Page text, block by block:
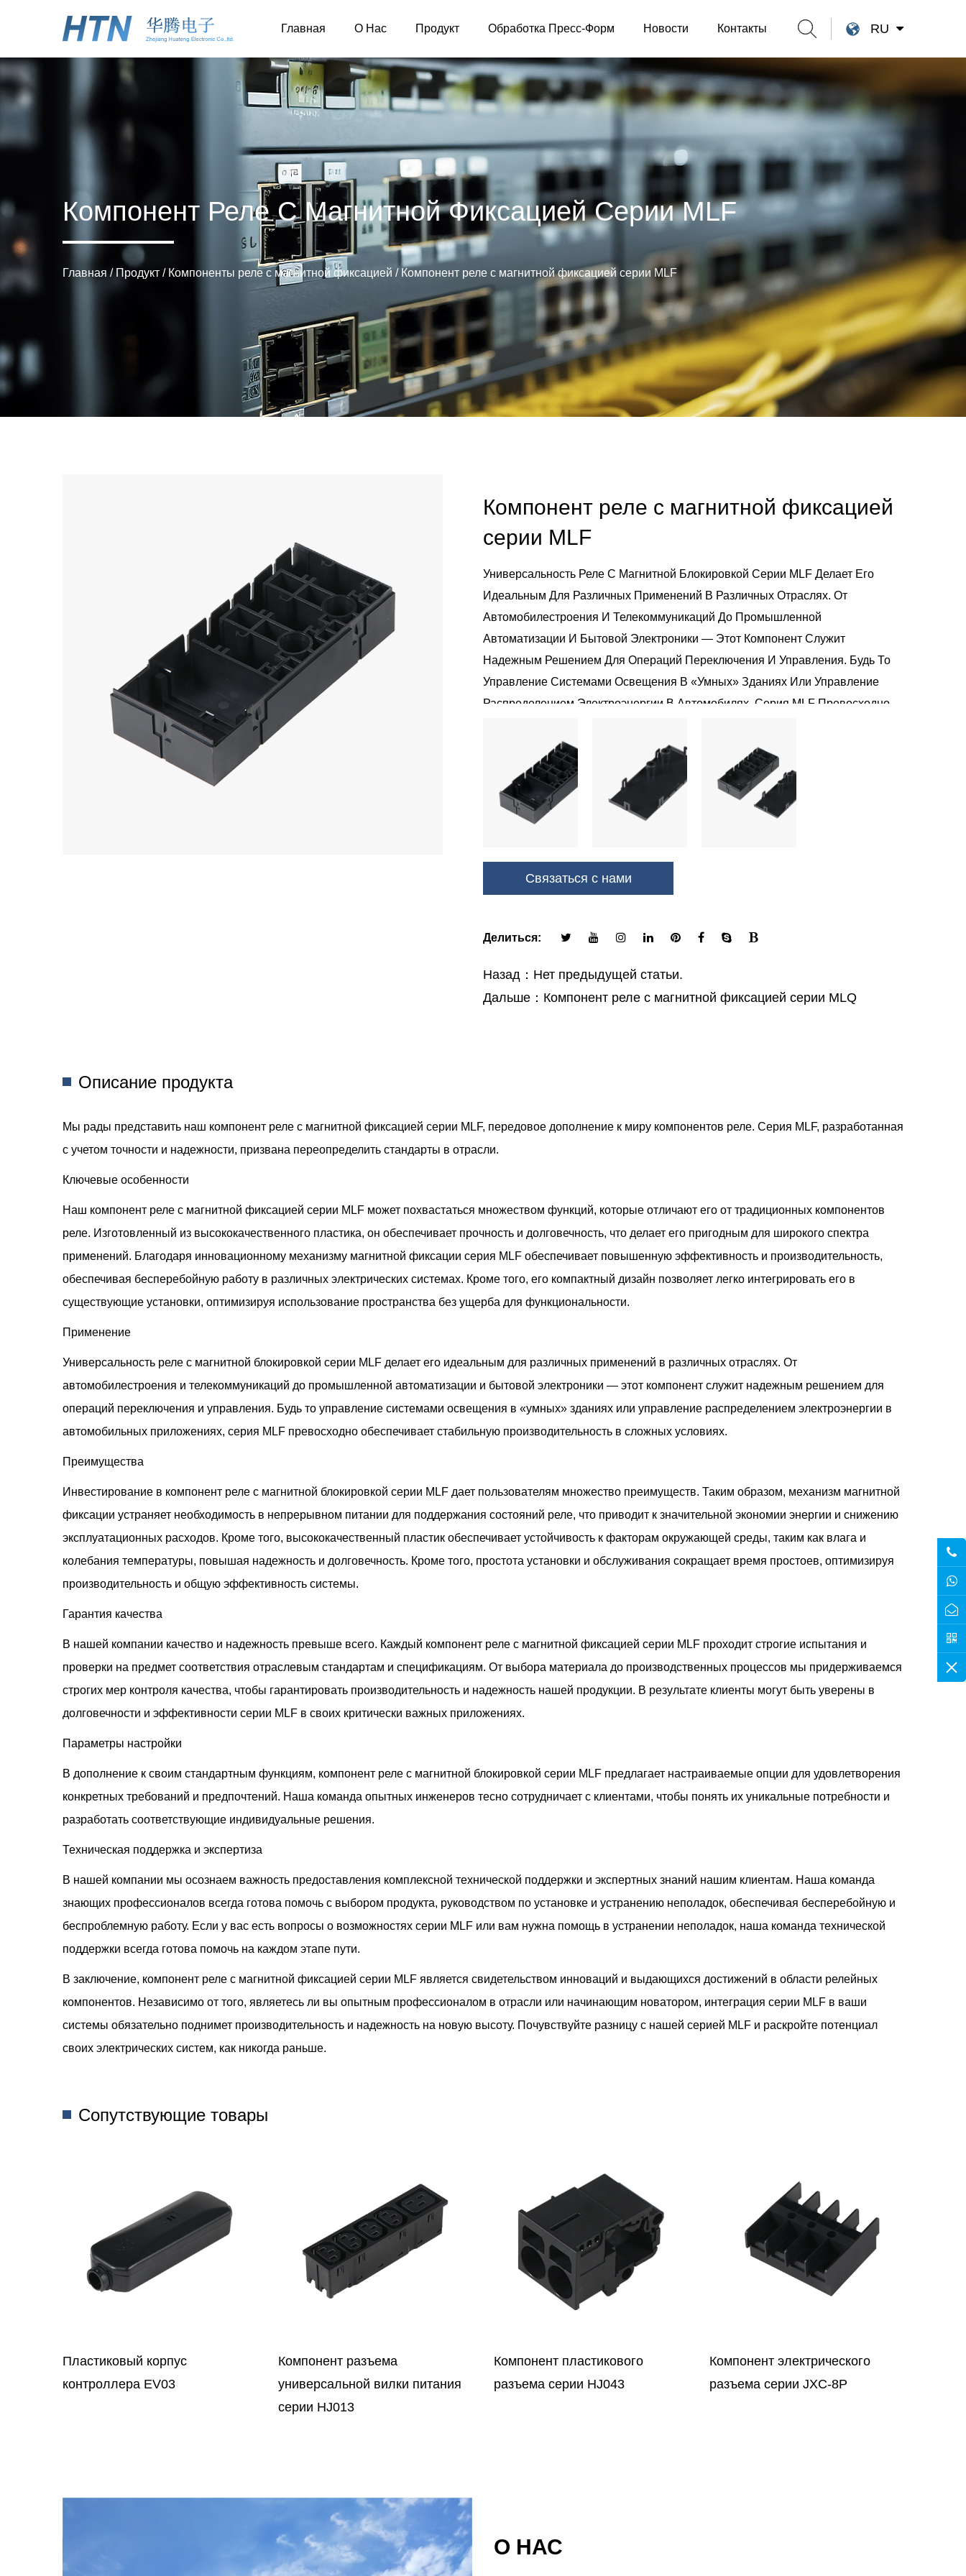
Главная О Нас Продукт Обработка Пресс-Форм Новости Контакты RU
Компонент Реле С Магнитной Фиксацией Серии MLF
Главная /Продукт / Компоненты реле с магнитной фиксацией / Компонент реле с магнитной фиксацией серии MLF
Компонент реле с магнитной фиксацией
серии MLF
Универсальность Реле С Магнитной Блокировкой Серии MLF Делает Его
Идеальным Для Различных Применений В Различных Отраслях. От
Автомобилестроения И Телекоммуникаций До Промышленной
Автоматизации И Бытовой Электроники — Этот Компонент Служит
Надежным Решением Для Операций Переключения И Управления. Будь То
Управление Системами Освещения В «умных» Зданиях Или Управление
Распределением Электроэнергии В Автомобилях, Серия MLF Превосходно
Связаться с нами
Делиться:
Назад：Нет предыдущей статьи.
Дальше：Компонент реле с магнитной фиксацией серии MLQ
Описание продукта
Мы рады представить наш компонент реле с магнитной фиксацией серии MLF, передовое дополнение к миру компонентов реле. Серия MLF, разработанная
с учетом точности и надежности, призвана переопределить стандарты в отрасли.
Ключевые особенности
Наш компонент реле с магнитной фиксацией серии MLF может похвастаться множеством функций, которые отличают его от традиционных компонентов
реле. Изготовленный из высококачественного пластика, он обеспечивает прочность и долговечность, что делает его пригодным для широкого спектра
применений. Благодаря инновационному механизму магнитной фиксации серия MLF обеспечивает повышенную эффективность и производительность,
обеспечивая бесперебойную работу в различных электрических системах. Кроме того, его компактный дизайн позволяет легко интегрировать его в
существующие установки, оптимизируя использование пространства без ущерба для функциональности.
Применение
Универсальность реле с магнитной блокировкой серии MLF делает его идеальным для различных применений в различных отраслях. От
автомобилестроения и телекоммуникаций до промышленной автоматизации и бытовой электроники — этот компонент служит надежным решением для
операций переключения и управления. Будь то управление системами освещения в «умных» зданиях или управление распределением электроэнергии в
автомобильных приложениях, серия MLF превосходно обеспечивает стабильную производительность в сложных условиях.
Преимущества
Инвестирование в компонент реле с магнитной блокировкой серии MLF дает пользователям множество преимуществ. Таким образом, механизм магнитной
фиксации устраняет необходимость в непрерывном питании для поддержания состояний реле, что приводит к значительной экономии энергии и снижению
эксплуатационных расходов. Кроме того, высококачественный пластик обеспечивает устойчивость к факторам окружающей среды, таким как влага и
колебания температуры, повышая надежность и долговечность. Кроме того, простота установки и обслуживания сокращает время простоев, оптимизируя
производительность и общую эффективность системы.
Гарантия качества
В нашей компании качество и надежность превыше всего. Каждый компонент реле с магнитной фиксацией серии MLF проходит строгие испытания и
проверки на предмет соответствия отраслевым стандартам и спецификациям. От выбора материала до производственных процессов мы придерживаемся
строгих мер контроля качества, чтобы гарантировать производительность и надежность нашей продукции. В результате клиенты могут быть уверены в
долговечности и эффективности серии MLF в своих критически важных приложениях.
Параметры настройки
В дополнение к своим стандартным функциям, компонент реле с магнитной блокировкой серии MLF предлагает настраиваемые опции для удовлетворения
конкретных требований и предпочтений. Наша команда опытных инженеров тесно сотрудничает с клиентами, чтобы понять их уникальные потребности и
разработать соответствующие индивидуальные решения.
Техническая поддержка и экспертиза
В нашей компании мы осознаем важность предоставления комплексной технической поддержки и экспертных знаний нашим клиентам. Наша команда
знающих профессионалов всегда готова помочь с выбором продукта, руководством по установке и устранению неполадок, обеспечивая бесперебойную и
беспроблемную работу. Если у вас есть вопросы о возможностях серии MLF или вам нужна помощь в устранении неполадок, наша команда технической
поддержки всегда готова помочь на каждом этапе пути.
В заключение, компонент реле с магнитной фиксацией серии MLF является свидетельством инноваций и выдающихся достижений в области релейных
компонентов. Независимо от того, являетесь ли вы опытным профессионалом в отрасли или начинающим новатором, интеграция серии MLF в ваши
системы обязательно поднимет производительность и надежность на новую высоту. Почувствуйте разницу с нашей серией MLF и раскройте потенциал
своих электрических систем, как никогда раньше.
Сопутствующие товары
Компонент разъема
универсальной вилки питания
Компонент пластикового
разъема серии HJ043
Компонент электрического
разъема серии JXC-8P
SJ018-2PZ-E Основание
разъема кабельной вилки
О НАС